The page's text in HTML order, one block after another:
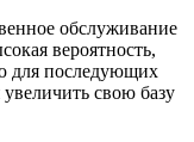
обслуживание
вероятность,
для последующих
свою базу